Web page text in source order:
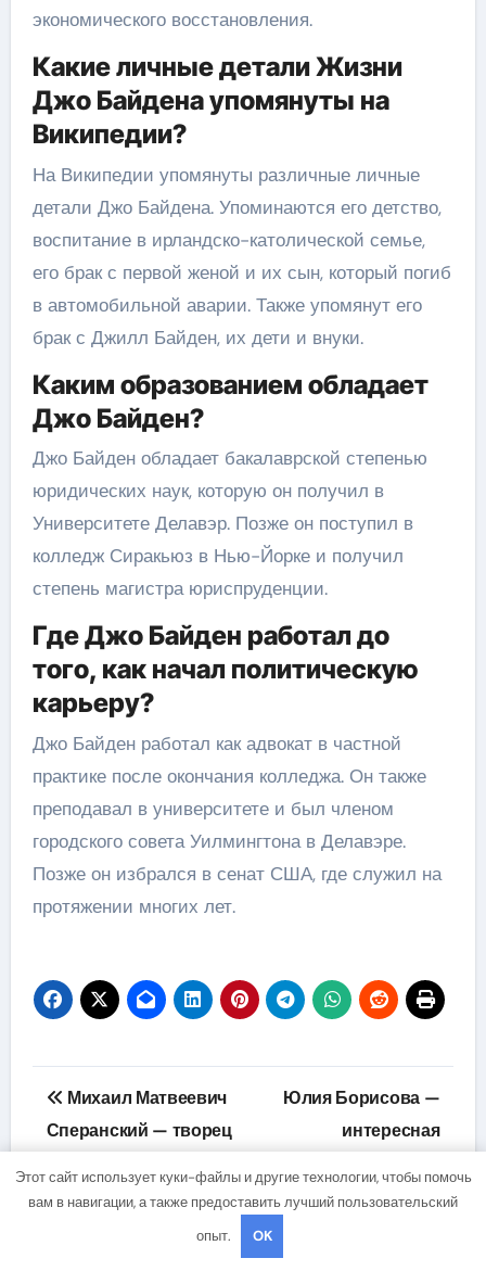
экономического восстановления.
Какие личные детали Жизни
Джо Байдена упомянуты на
Википедии?
На Википедии упомянуты различные личные
детали Джо Байдена. Упоминаются его детство,
воспитание в ирландско-католической семье,
его брак с первой женой и их сын, который погиб
в автомобильной аварии. Также упомянут его
брак с Джилл Байден, их дети и внуки.
Каким образованием обладает
Джо Байден?
Джо Байден обладает бакалаврской степенью
юридических наук, которую он получил в
Университете Делавэр. Позже он поступил в
колледж Сиракьюз в Нью-Йорке и получил
степень магистра юриспруденции.
Где Джо Байден работал до
того, как начал политическую
карьеру?
Джо Байден работал как адвокат в частной
практике после окончания колледжа. Он также
преподавал в университете и был членом
городского совета Уилмингтона в Делавэре.
Позже он избрался в сенат США, где служил на
протяжении многих лет.
Навигация
по
записям
Михаил Матвеевич
Сперанский — творец
выдающийся
Юлия Борисова —
интересная
история ее личной
жизни и путь к успеху
Этот сайт использует куки-файлы и другие технологии, чтобы помочь
вам в навигации, а также предоставить лучший пользовательский
опыт.
OK